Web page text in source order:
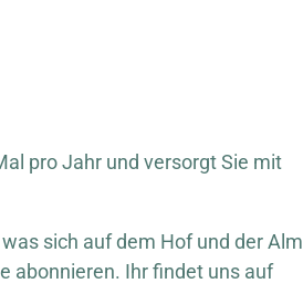
pro Jahr und versorgt Sie mit
sich auf dem Hof und der Alm
abonnieren. Ihr findet uns auf